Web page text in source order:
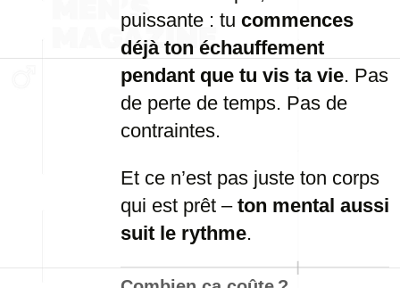
puissante : tu commences
déjà ton échauffement
pendant que tu vis ta vie. Pas
de perte de temps. Pas de
contraintes.
Et ce n’est pas juste ton corps
qui est prêt – ton mental aussi
suit le rythme.